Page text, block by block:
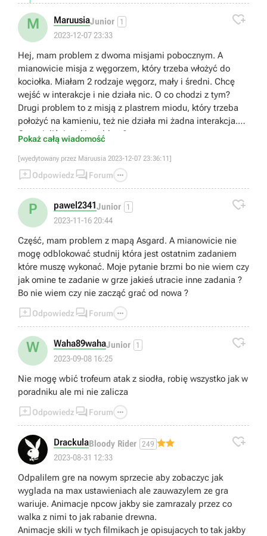
M MaruusiaJunior 1
2023-12-07 23:33

Hej, mam problem z dwoma misjami pobocznym. A
mianowicie misja z węgorzem, który trzeba włożyć do
kociołka. Miałam 2 rodzaje węgorz, mały i średni. Chcę
wejść w interakcje i nie działa nic. O co chodzi z tym?
Drugi problem to z misją z plastrem miodu, który trzeba
położyć na kamieniu, też nie działa mi żadna interakcja.
Czy mieliście taki problem?
Pokaż całą wiadomość
[wyedytowany przez Maruusia 2023-12-07 23:36:11]
Odpowiedz  Forum 
P pawel2341Junior 1
2023-11-16 20:44

Część, mam problem z mapą Asgard. A mianowicie nie
mogę odblokować studnij która jest ostatnim zadaniem
które muszę wykonać. Moje pytanie brzmi bo nie wiem czy
jak omine te zadanie w grze jakieś utracie inne zadania ?
Bo nie wiem czy nie zacząć grać od nowa ?
Odpowiedz  Forum 
W Waha89wahaJunior 1
2023-09-08 16:25

Nie mogę wbić trofeum atak z siodła, robię wszystko jak w
poradniku ale mi nie zalicza
Odpowiedz  Forum 
DrackulaBloody Rider 249
2023-08-31 12:33

Odpalilem gre na nowym sprzecie aby zobaczyc jak
wyglada na max ustawieniach ale zauwazylem ze gra
wariuje. Animacje npcow jakby sie zamrazaly przez co
walka z nimi to jak rabanie drewna.
Animacje skili w tych filmikach je opisujacych to tak jakby